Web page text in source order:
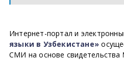
Интернет-портал и
языки в Узбекистане»
СМИ на основе